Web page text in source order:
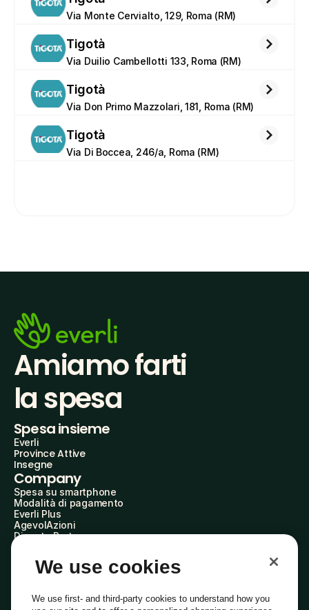
Via Monte Cervialto, 129, Roma (RM)
Tigotà
Via Duilio Cambellotti 133, Roma (RM)
Tigotà
Via Don Primo Mazzolari, 181, Roma (RM)
Tigotà
Via Di Boccea, 246/a, Roma (RM)
Amiamo farti
la spesa
Spesa insieme
Everli
Province Attive
Insegne
Company
Spesa su smartphone
Modalità di pagamento
Everli Plus
AgevolAzioni
Diventa Partner
Everli Shoppers
About Us
Everli News
We use cookies
We use first- and third-party cookies to understand how you